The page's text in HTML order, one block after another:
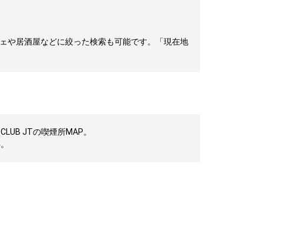
や居酒屋などに絞った検索も可能です。「現在地
JTの喫煙所MAP。